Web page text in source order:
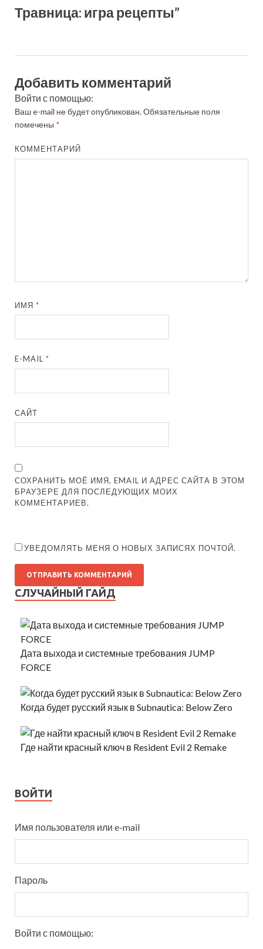
Травница: игра рецепты”
Добавить комментарий
Войти с помощью:
Ваш e-mail не будет опубликован.Обязательные поля
помечены *
КОММЕНТАРИЙ
ИМЯ*
E-MAIL*
САЙТ
СОХРАНИТЬ МОЁ ИМЯ, EMAIL И АДРЕС САЙТА В ЭТОМ
БРАУЗЕРЕ ДЛЯ ПОСЛЕДУЮЩИХ МОИХ
КОММЕНТАРИЕВ.
УВЕДОМЛЯТЬ МЕНЯ О НОВЫХ ЗАПИСЯХ ПОЧТОЙ.
СЛУЧАЙНЫЙ ГАЙД
Дата выхода и системные требования JUMP
FORCE
Когда будет русский язык в Subnautica: Below Zero
Где найти красный ключ в Resident Evil 2 Remake
ВОЙТИ
Имя пользователя или e-mail
Пароль
Войти с помощью: